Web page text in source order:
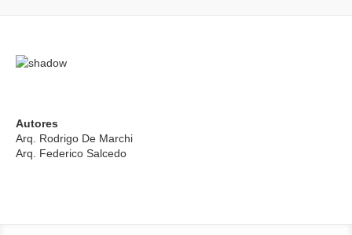
Autores
Arq. Rodrigo De Marchi
Arq. Federico Salcedo